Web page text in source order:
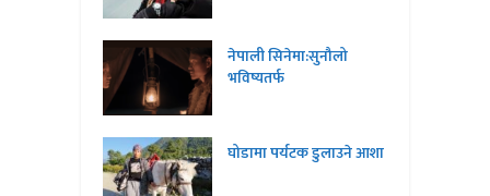
नेपाली सिनेमा:सुनौलो
भविष्यतर्फ
घोडामा पर्यटक डुलाउने आशा